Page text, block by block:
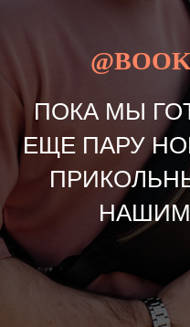
ПОКА МЫ
ЕЩЕ ПАРУ